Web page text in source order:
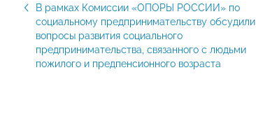
В рамках Комиссии «ОПОРЫ РОССИИ» по
социальному предпринимательству обсудили
вопросы развития социального
предпринимательства, связанного с людьми
пожилого и предпенсионного возраста